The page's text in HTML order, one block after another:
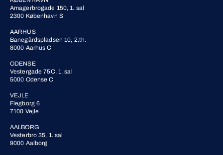
Amagerbrogade 150, 1. sal
2300 København S
AARHUS
Banegårdspladsen 10, 2.th.
8000 Aarhus C
ODENSE
Vestergade 75C, 1. sal
5000 Odense C
VEJLE
Flegborg 6
7100 Vejle
AALBORG
Vesterbro 35, 1. sal
9000 Aalborg